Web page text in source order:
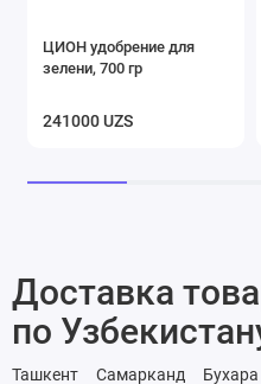
ЦИОН удобрение для
зелени, 700 гр
241000 UZS
Доставка
по
Ташкент Самарканд Бухара